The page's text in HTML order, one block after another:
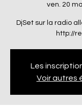
ven. 20
DjSet sur la radio
http://
Les
Voir autres